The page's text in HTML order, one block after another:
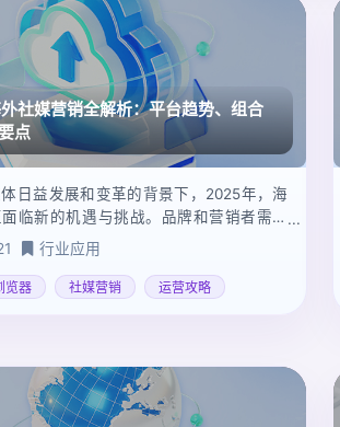
社媒营销全解析：平台趋势、组合
点
日益发展和变革的背景下，2025年，海
临新的机遇与挑战。品牌和营销者需要
台的变化趋势，巧妙运用不同平台的组
激烈的市场竞争中脱颖而出。本文将从
组合与运营要点三个方面，为你全面解
行业应用
览器 社媒营销 运营攻略